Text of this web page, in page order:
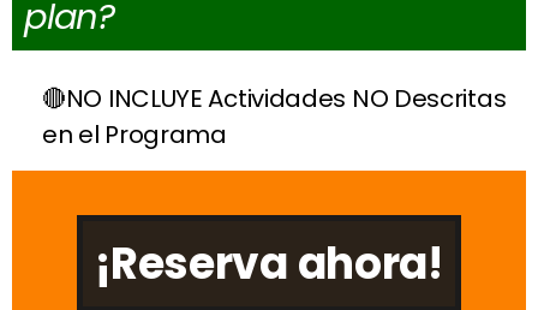
plan?
NO INCLUYE Actividades NO Descritas
en el Programa
¡Reserva ahora!